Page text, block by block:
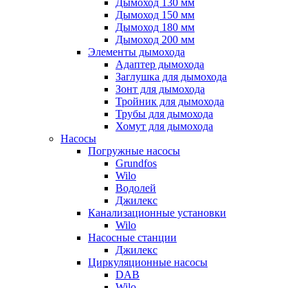
Дымоход 130 мм
Дымоход 150 мм
Дымоход 180 мм
Дымоход 200 мм
Элементы дымохода
Адаптер дымохода
Заглушка для дымохода
Зонт для дымохода
Тройник для дымохода
Трубы для дымохода
Хомут для дымохода
Насосы
Погружные насосы
Grundfos
Wilo
Водолей
Джилекс
Канализационные установки
Wilo
Насосные станции
Джилекс
Циркуляционные насосы
DAB